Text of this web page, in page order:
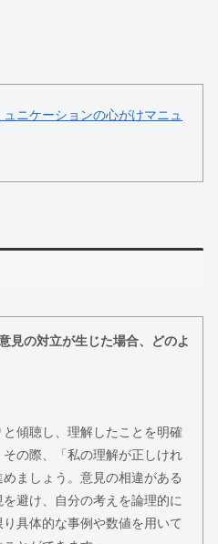
ニケーションの心がけマニュ
見の対立が生じた場合、どのよ
傾聴し、理解したことを明確
の際、「私の理解が正しけれ
ましょう。意見の相違がある
避け、自分の考えを論理的に
具体的な事例や数値を用いて